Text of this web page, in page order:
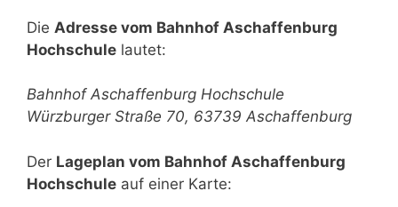
Die Adresse vom Bahnhof Aschaffenburg
Hochschule lautet:
Bahnhof Aschaffenburg Hochschule
Würzburger Straße 70, 63739 Aschaffenburg
Der Lageplan vom Bahnhof Aschaffenburg
Hochschule auf einer Karte: